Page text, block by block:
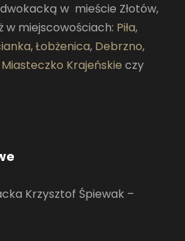
w mieście Złotów,
w miejscowościach: Piła,
,Łobżenica, Debrzno,
Miasteczko Krajeńskie czy
Krzysztof Śpiewak –